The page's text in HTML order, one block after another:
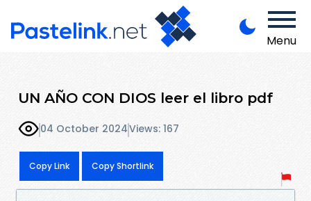
Menu
UN AÑO CON DIOS leer el libro pdf
04 October 2024Views: 167
Copy Link Copy Shortlink